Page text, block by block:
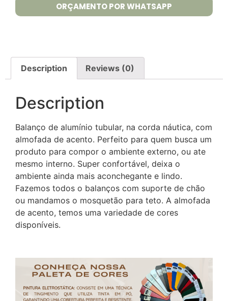
ORÇAMENTO POR WHATSAPP
Description Reviews (0)
Description
Balanço de alumínio tubular, na corda náutica, com
almofada de acento. Perfeito para quem busca um
produto para compor o ambiente externo, ou ate
mesmo interno. Super confortável, deixa o
ambiente ainda mais aconchegante e lindo.
Fazemos todos o balanços com suporte de chão
ou mandamos o mosquetão para teto. A almofada
de acento, temos uma variedade de cores
disponíveis.